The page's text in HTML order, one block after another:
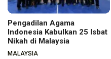
Pengadilan Agama
Indonesia Kabulkan 25 Isbat
Nikah di Malaysia
MALAYSIA